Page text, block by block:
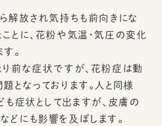
解放され気持ちも前向きにな
とに、花粉や気温・気圧の変化
。
前な症状ですが、花粉症は動
となっております。人と同様
も症状として出ますが、皮膚の
にも影響を及ぼします。